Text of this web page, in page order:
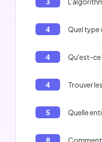
4 Quel type
4 Qu'est-ce
4
5
8